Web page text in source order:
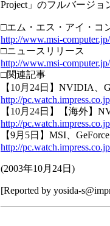
Project」のフルバージョ
□エム・エス・アイ・コ
http://www.msi-computer.jp/
□ニュースリリース
http://www.msi-
□関連記事
【10月24日】NVIDIA、
http://
【10月24日】【海外】
http://
【9月5日】MSI、
http://
(2003年10月24日 )
[Reported by yosida-